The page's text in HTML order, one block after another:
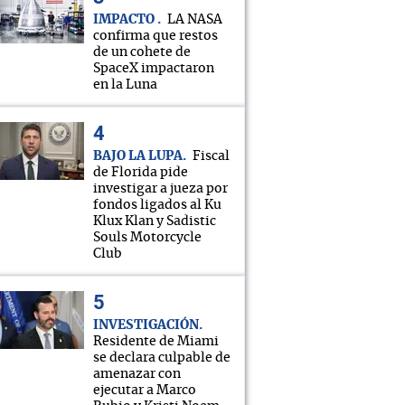
IMPACTO
LA NASA
confirma que restos
de un cohete de
SpaceX impactaron
en la Luna
BAJO LA LUPA
Fiscal
de Florida pide
investigar a jueza por
fondos ligados al Ku
Klux Klan y Sadistic
Souls Motorcycle
Club
INVESTIGACIÓN
Residente de Miami
se declara culpable de
amenazar con
ejecutar a Marco